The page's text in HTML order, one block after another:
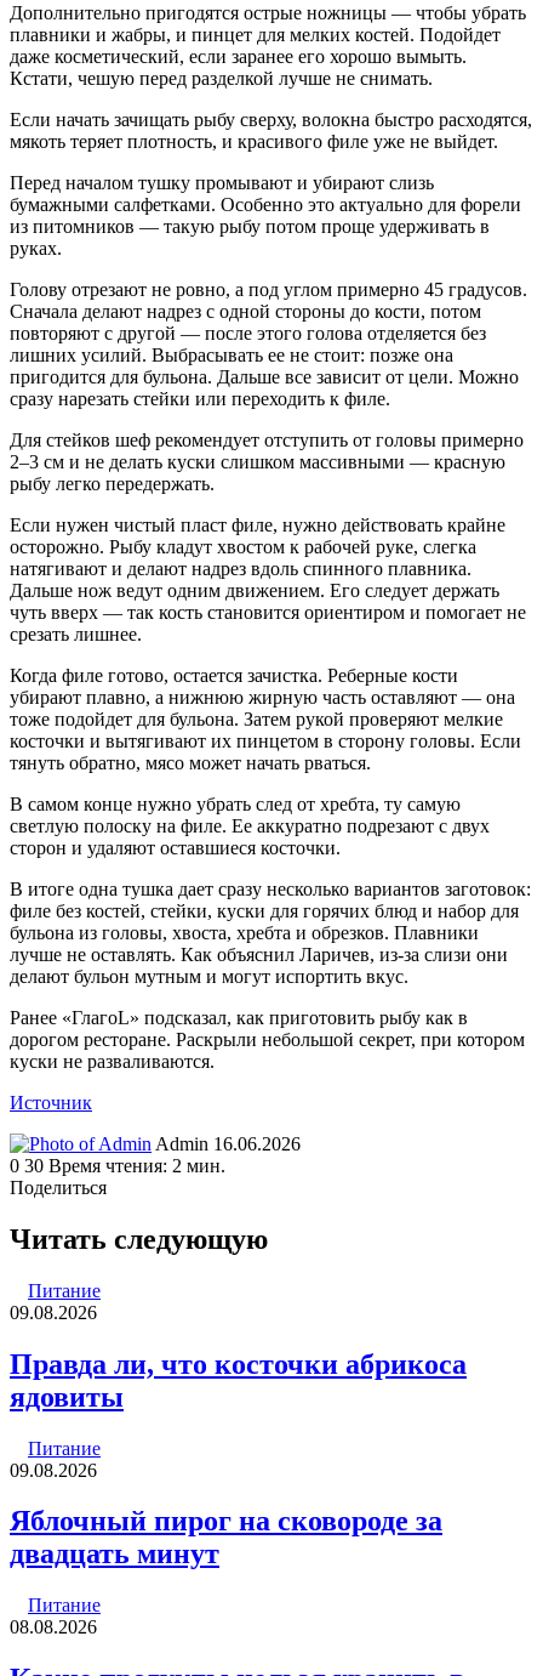
Дополнительно пригодятся острые ножницы — чтобы убрать
плавники и жабры, и пинцет для мелких костей. Подойдет
даже косметический, если заранее его хорошо вымыть.
Кстати, чешую перед разделкой лучше не снимать.
Если начать зачищать рыбу сверху, волокна быстро расходятся,
мякоть теряет плотность, и красивого филе уже не выйдет.
Перед началом тушку промывают и убирают слизь
бумажными салфетками. Особенно это актуально для форели
из питомников — такую рыбу потом проще удерживать в
руках.
Голову отрезают не ровно, а под углом примерно 45 градусов.
Сначала делают надрез с одной стороны до кости, потом
повторяют с другой — после этого голова отделяется без
лишних усилий. Выбрасывать ее не стоит: позже она
пригодится для бульона. Дальше все зависит от цели. Можно
сразу нарезать стейки или переходить к филе.
Для стейков шеф рекомендует отступить от головы примерно
2–3 см и не делать куски слишком массивными — красную
рыбу легко передержать.
Если нужен чистый пласт филе, нужно действовать крайне
осторожно. Рыбу кладут хвостом к рабочей руке, слегка
натягивают и делают надрез вдоль спинного плавника.
Дальше нож ведут одним движением. Его следует держать
чуть вверх — так кость становится ориентиром и помогает не
срезать лишнее.
Когда филе готово, остается зачистка. Реберные кости
убирают плавно, а нижнюю жирную часть оставляют — она
тоже подойдет для бульона. Затем рукой проверяют мелкие
косточки и вытягивают их пинцетом в сторону головы. Если
тянуть обратно, мясо может начать рваться.
В самом конце нужно убрать след от хребта, ту самую
светлую полоску на филе. Ее аккуратно подрезают с двух
сторон и удаляют оставшиеся косточки.
В итоге одна тушка дает сразу несколько вариантов заготовок:
филе без костей, стейки, куски для горячих блюд и набор для
бульона из головы, хвоста, хребта и обрезков. Плавники
лучше не оставлять. Как объяснил Ларичев, из-за слизи они
делают бульон мутным и могут испортить вкус.
Ранее «ГлагоL» подсказал, как приготовить рыбу как в
дорогом ресторане. Раскрыли небольшой секрет, при котором
куски не разваливаются.
Источник
Admin Send
an
16.06.2026
0 30 Время чтения: 2 мин.
Поделиться
через
электронную
Читать следующую
Питание
09.08.2026
Правда ли, что косточки абрикоса
ядовиты
Питание
09.08.2026
Яблочный пирог на сковороде за
двадцать минут
Питание
08.08.2026